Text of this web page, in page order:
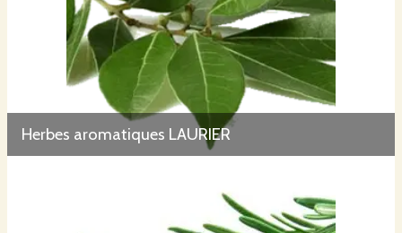
Herbes aromatiques LAURIER